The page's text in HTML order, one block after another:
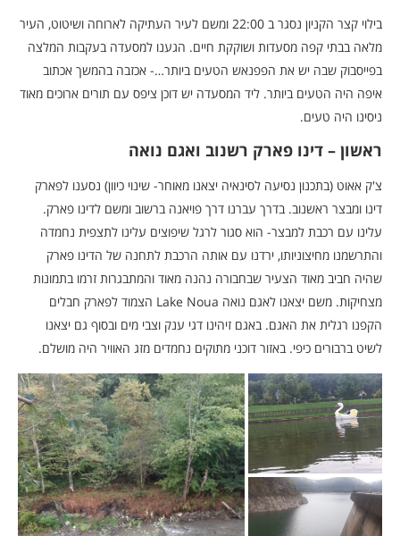
בילוי קצר הקניון נסגר ב 22:00 ומשם לעיר העתיקה לארוחה ושיטוט, העיר
מלאה בבתי קפה מסעדות ושוקקת חיים. הגענו למסעדה בעקבות המלצה
בפייסבוק שבה יש את הפפנאש הטעים ביותר…- אכזבה בהמשך אכתוב
איפה היה הטעים ביותר. ליד המסעדה יש דוכן ציפס עם תורים ארוכים מאוד
ניסינו היה טעים.
ראשון – דינו פארק רשנוב ואגם נואה
צ'ק אאוט (בתכנון נסיעה לסינאיה יצאנו מאוחר- שינוי כיוון) נסענו לפארק
דינו ומבצר ראשנוב. בדרך עברנו דרך פויאנה ברשוב ומשם לדינו פארק.
עלינו עם רכבת למבצר- הוא סגור לרגל שיפוצים עלינו לתצפית נחמדה
והתרשמנו מחיצוניותו, ירדנו עם אותה הרכבת לתחנה של הדינו פארק
שהיה חביב מאוד הצעיר שבחבורה נהנה מאוד והמתבגרות זרמו בתמונות
מצחיקות. משם יצאנו לאגם נואה Lake Noua‬ הצמוד לפארק חבלים
הקפנו רגלית את האגם. באגם זיהינו דגי ענק וצבי מים ובסוף גם יצאנו
לשיט ברבורים כיפי. באזור דוכני מתוקים נחמדים מזג האוויר היה מושלם.